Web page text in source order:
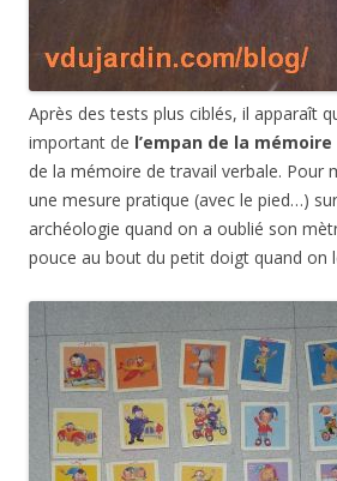
Après des tests plus ciblés, il apparaît
important de l’empan de la
de la mémoire de travail verbale. Pour
une mesure pratique (avec le pied…)
archéologie quand on a oublié son
pouce au bout du petit doigt quand on